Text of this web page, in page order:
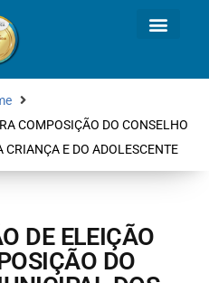
COMPOSIÇÃO DO CONSELHO
E DO ADOLESCENTE
DE ELEIÇÃO
DO